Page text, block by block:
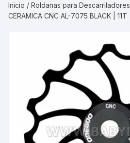
Inicio /Roldanas para Descarriladores
CERAMICA CNC AL-7075 BLACK | 11T